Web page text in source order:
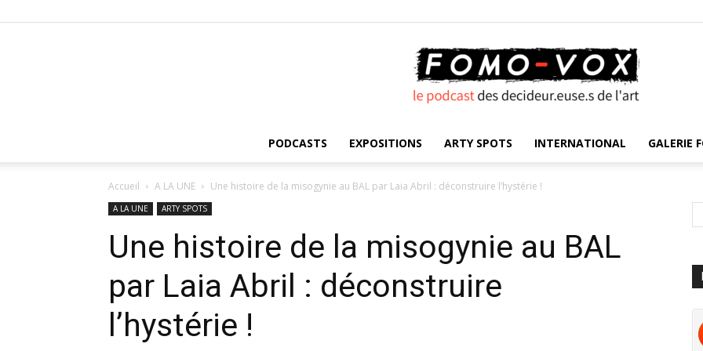
VOX
PODCASTS EXPOSITIONS ARTY SPOTS INTERNATIONAL GALERIE
Accueil A LA UNE Une histoire de la misogynie au BAL par Laia Abril : déconstruire l’hystérie !
A LA UNE ARTY SPOTS
Une histoire de la misogynie au BAL
par Laia Abril : déconstruire
l’hystérie !